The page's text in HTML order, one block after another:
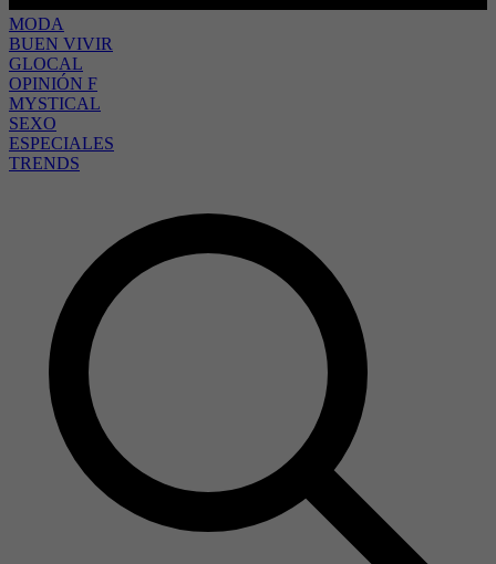
MODA
BUEN VIVIR
GLOCAL
OPINIÓN F
MYSTICAL
SEXO
ESPECIALES
TRENDS